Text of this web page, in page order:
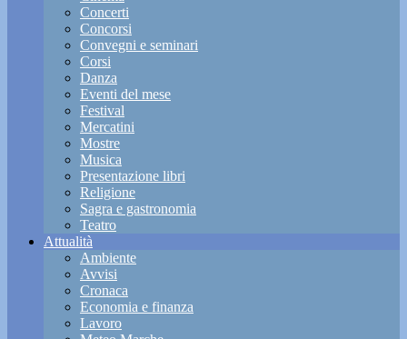
Concerti
Concorsi
Convegni e seminari
Corsi
Danza
Eventi del mese
Festival
Mercatini
Mostre
Musica
Presentazione libri
Religione
Sagra e gastronomia
Teatro
Attualità
Ambiente
Avvisi
Cronaca
Economia e finanza
Lavoro